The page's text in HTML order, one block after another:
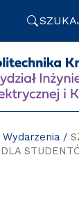
Wydarzenia/